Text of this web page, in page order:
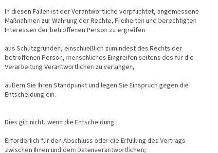
In diesen Fällen ist der Verantwortliche verpflichtet, angemessene
Maßnahmen zur Wahrung der Rechte, Freiheiten und berechtigten
Interessen der betroffenen Person zu ergreifen
aus Schutzgründen, einschließlich zumindest des Rechts der
betroffenen Person, menschliches Eingreifen seitens des für die
Verarbeitung Verantwortlichen zu verlangen,
äußern Sie Ihren Standpunkt und legen Sie Einspruch gegen die
Entscheidung ein.
Dies gilt nicht, wenn die Entscheidung:
Erforderlich für den Abschluss oder die Erfüllung des Vertrags
zwischen Ihnen und dem Datenverantwortlichen;